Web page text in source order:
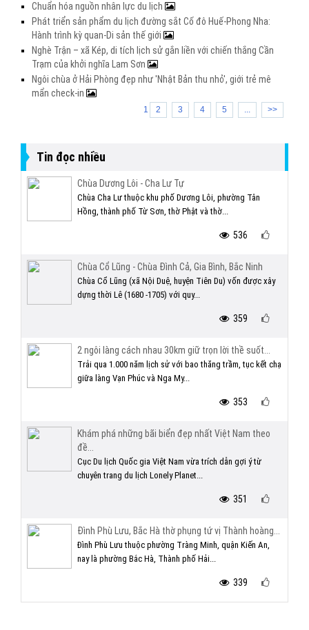
Chuẩn hóa nguồn nhân lực du lịch
Phát triển sản phẩm du lịch đường sắt Cố đô Huế-Phong Nha:
Hành trình kỳ quan-Di sản thế giới
Nghè Trận – xã Kép, di tích lịch sử gắn liền với chiến thắng Cần
Trạm của khởi nghĩa Lam Sơn
Ngôi chùa ở Hải Phòng đẹp như 'Nhật Bản thu nhỏ', giới trẻ mê
mẩn check-in
1 2 3 4 5 ... >>
Tin đọc nhiều
Chùa Dương Lôi - Cha Lư Tự
Chùa Cha Lư thuộc khu phố Dương Lôi, phường Tân
Hồng, thành phố Từ Sơn, thờ Phật và thờ...
536
Chùa Cổ Lũng - Chùa Đình Cả, Gia Bình, Bắc Ninh
Chùa Cổ Lũng (xã Nội Duệ, huyện Tiên Du) vốn được xây
dựng thời Lê (1680 -1705) với quy...
359
2 ngôi làng cách nhau 30km giữ trọn lời thề suốt...
Trải qua 1.000 năm lịch sử với bao thăng trầm, tục kết chạ
giữa làng Vạn Phúc và Nga My...
353
Khám phá những bãi biển đẹp nhất Việt Nam theo
đề...
Cục Du lịch Quốc gia Việt Nam vừa trích dẫn gợi ý từ
chuyên trang du lịch Lonely Planet...
351
Đình Phù Lưu, Bắc Hà thờ phụng tứ vị Thành hoàng...
Đình Phù Lưu thuộc phường Tràng Minh, quận Kiến An,
nay là phường Bắc Hà, Thành phố Hải...
339